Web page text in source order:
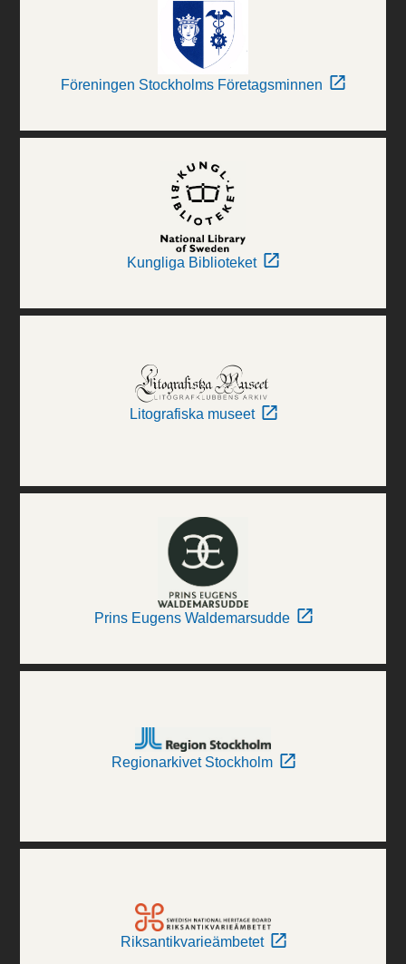
Föreningen Stockholms Företagsminnen
Kungliga Biblioteket
Litografiska museet
Prins Eugens Waldemarsudde
Regionarkivet Stockholm
Riksantikvarieämbetet